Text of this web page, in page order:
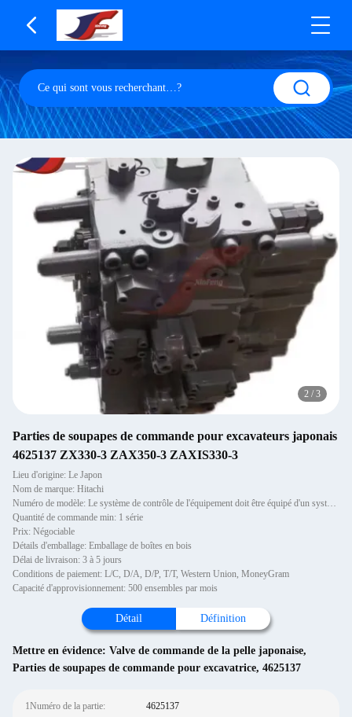
2 / 3
Parties de soupapes de commande pour excavateurs japonais
4625137 ZX330-3 ZAX350-3 ZAXIS330-3
Lieu d'origine: Le Japon
Nom de marque: Hitachi
Numéro de modèle: Le système de contrôle de l'équipement doit être équipé d'un système de contrôle de l'équipement.
Quantité de commande min: 1 série
Prix: Négociable
Détails d'emballage: Emballage de boîtes en bois
Délai de livraison: 3 à 5 jours
Conditions de paiement: L/C, D/A, D/P, T/T, Western Union, MoneyGram
Capacité d'approvisionnement: 500 ensembles par mois
Détail Définition
Mettre en évidence: Valve de commande de la pelle japonaise,
Parties de soupapes de commande pour excavatrice, 4625137
1Numéro de la partie: 4625137